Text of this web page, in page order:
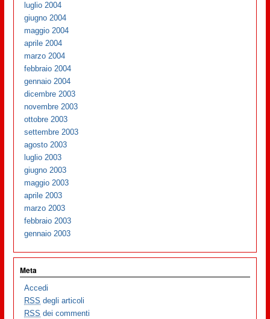
luglio 2004
giugno 2004
maggio 2004
aprile 2004
marzo 2004
febbraio 2004
gennaio 2004
dicembre 2003
novembre 2003
ottobre 2003
settembre 2003
agosto 2003
luglio 2003
giugno 2003
maggio 2003
aprile 2003
marzo 2003
febbraio 2003
gennaio 2003
Meta
Accedi
RSS degli articoli
RSS dei commenti